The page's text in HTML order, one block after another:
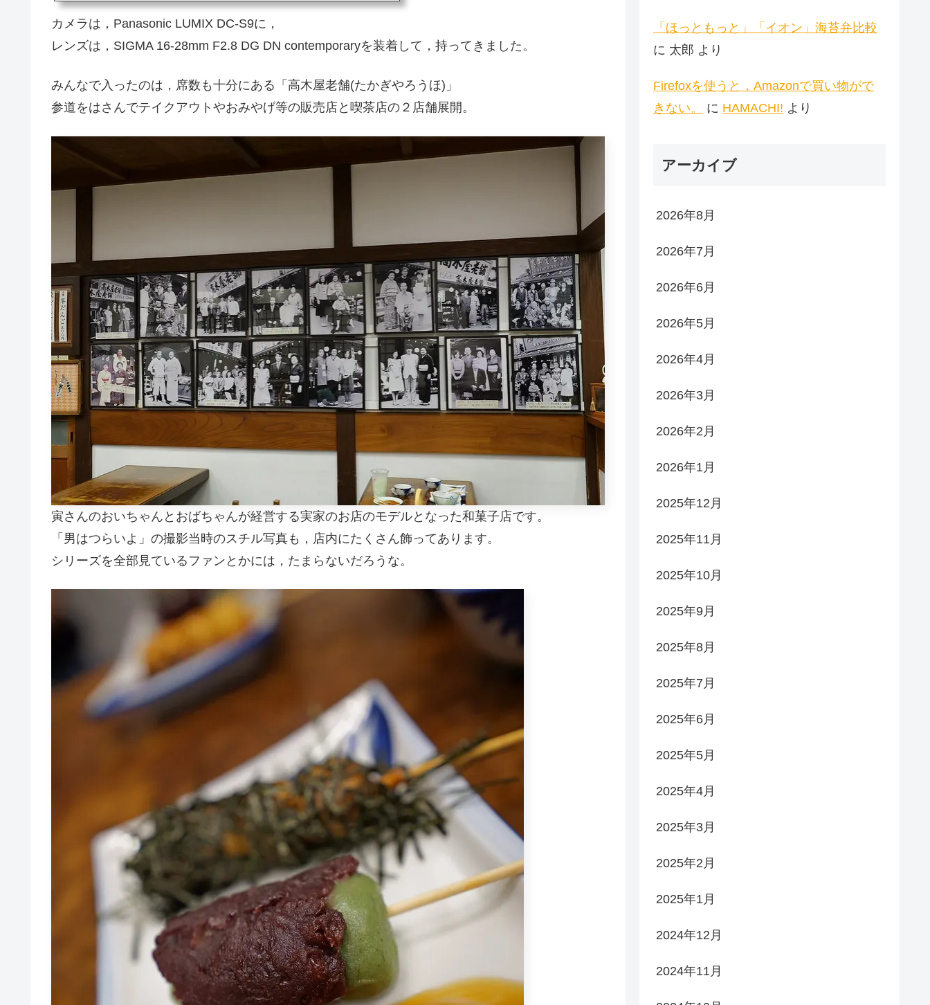
昭和か？ってくらい懐かしいものに溢れた「駄菓子屋」（ってカテゴリで
いいのかな？）の「柴又ハイカラ横丁」です。駄菓子だけでなく，スマー
トボール，射的，テレビゲームなど，...
カメラは，Panasonic LUMIX DC-S9に，
レンズは，SIGMA 16-28mm F2.8 DG DN contemporaryを装着して，持ってきました。
みんなで入ったのは，席数も十分にある「高木屋老舗(たかぎやろうほ)」
参道をはさんでテイクアウトやおみやげ等の販売店と喫茶店の２店舗展開。
寅さんのおいちゃんとおばちゃんが経営する実家のお店のモデルとなった和菓子店です。
「男はつらいよ」の撮影当時のスチル写真も，店内にたくさん飾ってあります。
シリーズを全部見ているファンとかには，たまらないだろうな。
「ほっともっと」「イオン」海苔弁比較
に 太郎 より
Firefoxを使うと，Amazonで買い物がで
きない。
に HAMACHI! より
アーカイブ
2026年8月
2026年7月
2026年6月
2026年5月
2026年4月
2026年3月
2026年2月
2026年1月
2025年12月
2025年11月
2025年10月
2025年9月
2025年8月
2025年7月
2025年6月
2025年5月
2025年4月
2025年3月
2025年2月
2025年1月
2024年12月
2024年11月